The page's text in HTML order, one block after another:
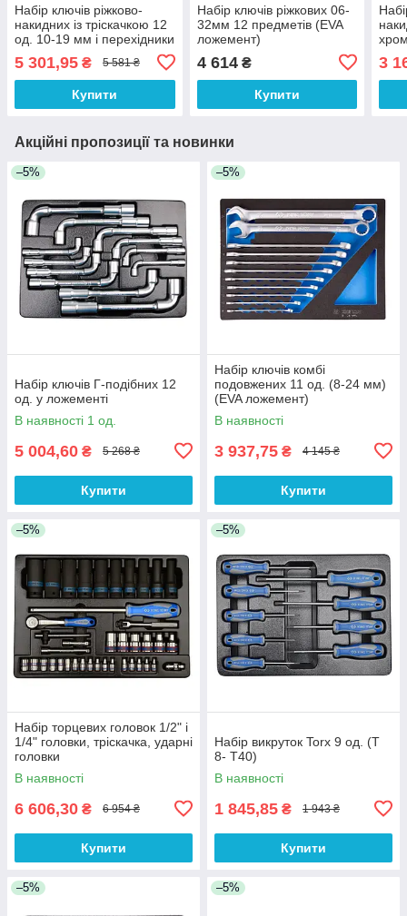
Набір ключів ріжково-
накидних із тріскачкою 12
од. 10-19 мм і перехідники
5 301,95 ₴ 5 581 ₴
Купити
Набір ключів ріжкових 06-
32мм 12 предметів (EVA
ложемент)
4 614₴
Купити
14/
3
Акційні пропозиції та новинки
–5%
Набір ключів Г-подібних 12
од. у ложементі
В наявності 1 од.
5 004,60 ₴ 5 268 ₴
Купити
–5%
Набір ключів комбі
подовжених 11 од. (8-24 мм)
(EVA ложемент)
В наявності
3 937,75 ₴ 4 145 ₴
Купити
–5%
Набір торцевих головок 1/2" і
1/4" головки, тріскачка, ударні
головки
В наявності
6 606,30 ₴ 6 954 ₴
Купити
–5%
Набір викруток Torx 9 од. (Т
8- Т40)
В наявності
1 845,85 ₴ 1 943 ₴
Купити
–5% –5%